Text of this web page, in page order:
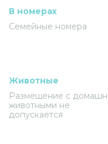
В номерах
Семейные номера
Животные
Размещение с
животными не
допускается